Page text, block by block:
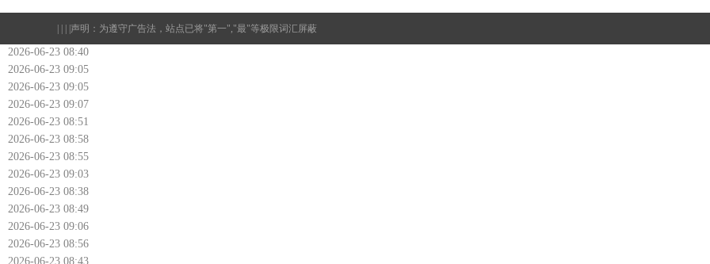
声明：为遵守广告法，站点已将"第一","最"等极限词汇屏蔽
2026-06-23 08:40
2026-06-23 09:05
2026-06-23 09:05
2026-06-23 09:07
2026-06-23 08:51
2026-06-23 08:58
2026-06-23 08:55
2026-06-23 09:03
2026-06-23 08:38
2026-06-23 08:49
2026-06-23 09:06
2026-06-23 08:56
2026-06-23 08:43